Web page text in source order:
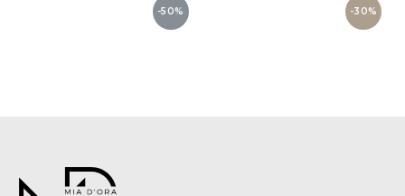
-50% -30%